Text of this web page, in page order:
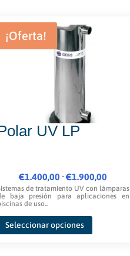
¡Oferta!
UV LP
€1.400,00 - €1.900,00
Rango
de
precios:
desde
€1.400,00
de tratamiento UV con lámparas
baja presión para aplicaciones en
de uso...
Seleccionar opciones